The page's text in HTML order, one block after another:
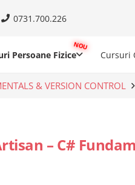
0731.700.226
Persoane Fizice Cursuri
& VERSION CONTROL
– C#